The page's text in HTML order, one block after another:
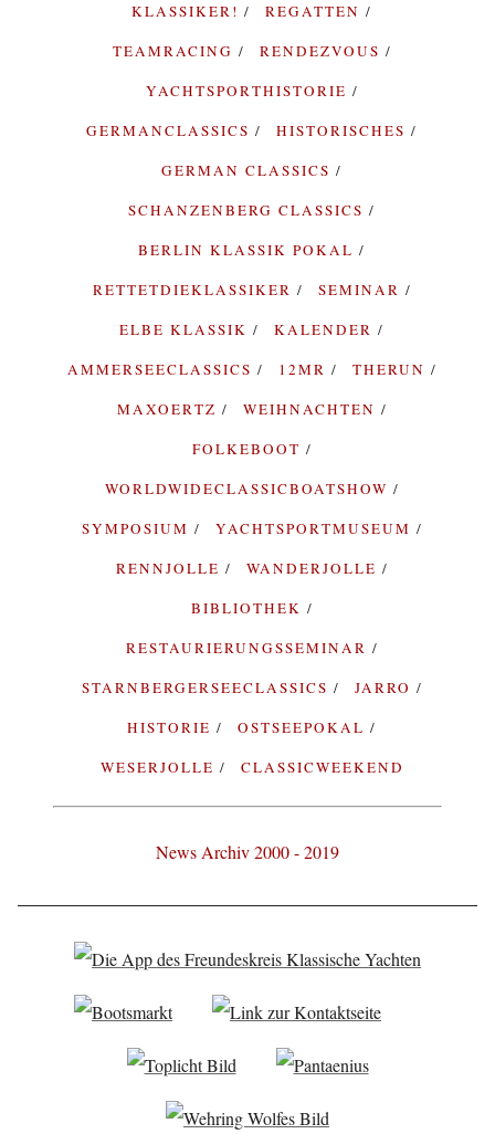
KLASSIKER!
REGATTEN
TEAMRACING
RENDEZVOUS
YACHTSPORTHISTORIE
GERMANCLASSICS
HISTORISCHES
GERMAN CLASSICS
SCHANZENBERG CLASSICS
BERLIN KLASSIK POKAL
RETTETDIEKLASSIKER
SEMINAR
ELBE KLASSIK
KALENDER
AMMERSEECLASSICS
12MR
THERUN
MAXOERTZ
WEIHNACHTEN
FOLKEBOOT
WORLDWIDECLASSICBOATSHOW
SYMPOSIUM
YACHTSPORTMUSEUM
RENNJOLLE
WANDERJOLLE
BIBLIOTHEK
RESTAURIERUNGSSEMINAR
STARNBERGERSEECLASSICS
JARRO
HISTORIE
OSTSEEPOKAL
WESERJOLLE
CLASSICWEEKEND
News Archiv 2000 - 2019